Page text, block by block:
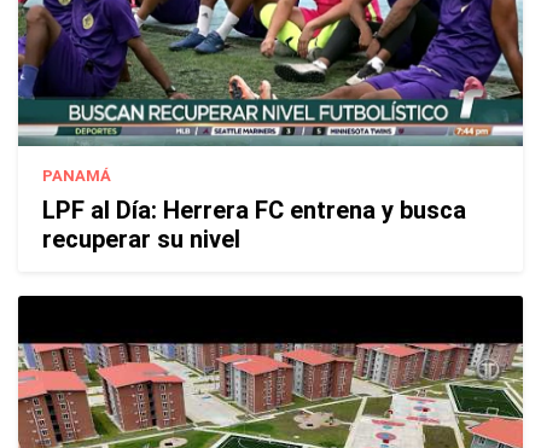
PANAMÁ
LPF al Día: Herrera FC entrena y busca
recuperar su nivel